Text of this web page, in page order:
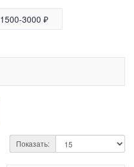
1500-3000 ₽
Показать: